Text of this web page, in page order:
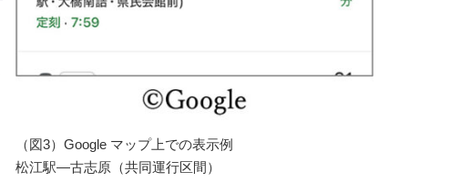
（図3）Google マップ上での表示例
松江駅―古志原（共同運行区間）